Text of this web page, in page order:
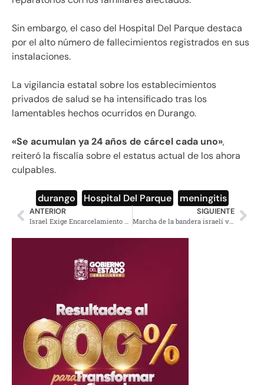
Sin embargo, el caso del Hospital Del Parque destaca
por el alto número de fallecimientos registrados en sus
instalaciones.
La vigilancia estatal sobre los establecimientos
privados de salud se ha intensificado tras los
lamentables hechos ocurridos en Durango.
«Se acumulan ya 24 años de cárcel cada uno»,
reiteró la fiscalía sobre el estatus actual de los ahora
culpables.
durango Hospital Del Parque meningitis
ANTERIOR SIGUIENTE
Marcha de la bandera israelí vuelve a Jerusalén este